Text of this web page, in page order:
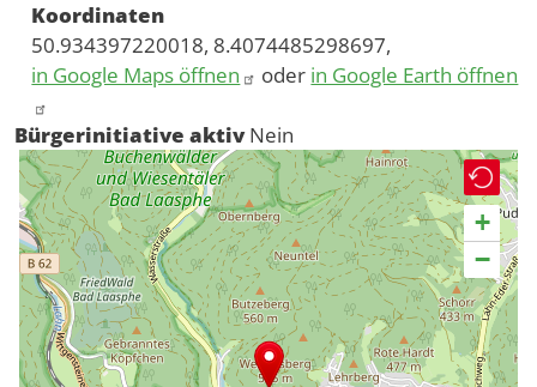
Koordinaten
50.934397220018, 8.4074485298697,
in Google Maps öffnen
oder in Google Earth öffnen
Bürgerinitiative aktiv Nein
+
−